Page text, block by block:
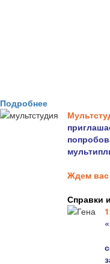
Подробнее
Ждем вас
Справки